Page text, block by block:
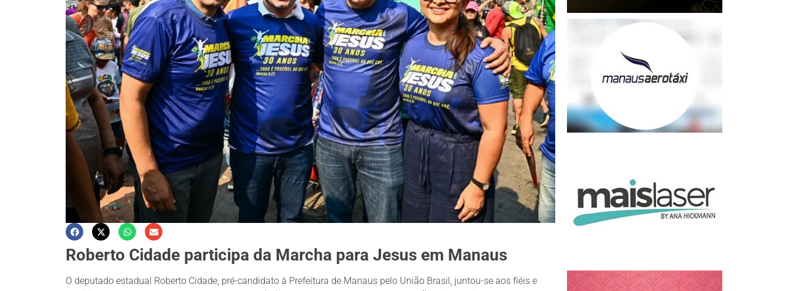
Roberto Cidade participa da Marcha para Jesus em Manaus
O deputado estadual Roberto Cidade, pré-candidato à Prefeitura de Manaus pelo União Brasil, juntou-se aos fiéis e